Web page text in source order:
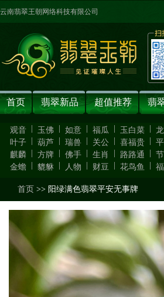
云南翡翠王朝网络科技有限公司
首页 翡翠新品 超值推荐 翡
观音 玉佛 如意 福瓜 玉白菜
叶子
葫芦 瑞兽 关公 喜福贵
麒麟
方牌 佛手 生肖 路路通
金蟾
貔貅 人物 财豆 花鸟鱼
首页 >> 阳绿满色翡翠平安无事牌